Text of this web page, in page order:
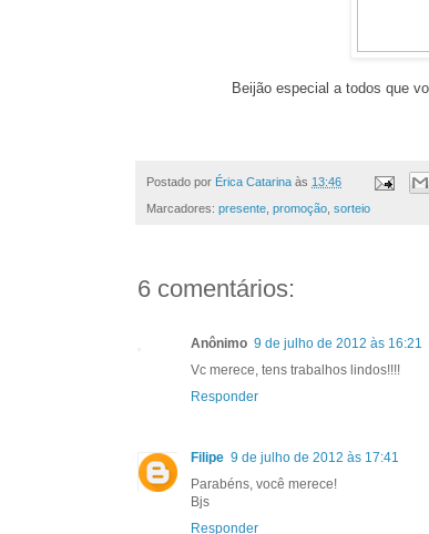
Beijão especial a todos que
Postado por Érica Catarina às 13:46
Marcadores: presente, promoção, sorteio
6 comentários:
Anônimo 9 de julho de 2012 às 16:21
Vc merece, tens trabalhos lindos!!!!
Responder
Filipe 9 de julho de 2012 às 17:41
Parabéns, você merece!
Bjs
Responder